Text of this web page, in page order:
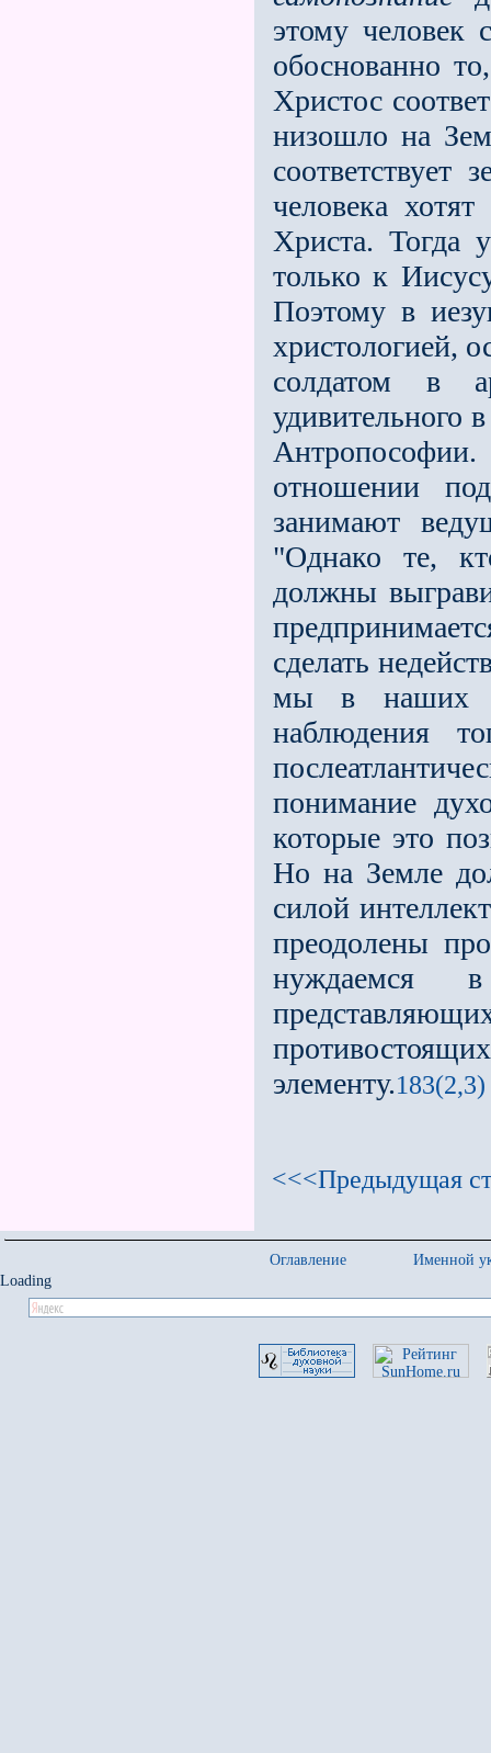
этому человек
обоснованно
Христос
низошло на
человека
Христа. Тогда
только к
Поэтому в
христологией,
солдатом в
удивительного
отношении
занимают
"Однако те,
должны
сделать
мы в наших
наблюдения
понимание
которые это
Но на Земле
силой
преодолены
нуждаемся
элементу.183(2,3)
<<<Предыдущая
Оглавление
Именной
Loading